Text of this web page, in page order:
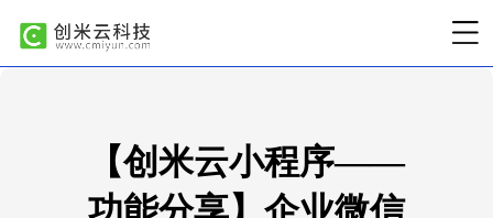
【创米云小程序——